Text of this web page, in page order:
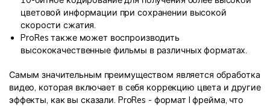
цветовой информации при сохранении высокой
скорости сжатия.
ProRes также может воспроизводить
высококачественные фильмы в различных форматах.
Самым значительным преимуществом является обработка
видео, которая включает в себя коррекцию цвета и другие
эффекты, как вы сказали. ProRes - формат I фрейма, что